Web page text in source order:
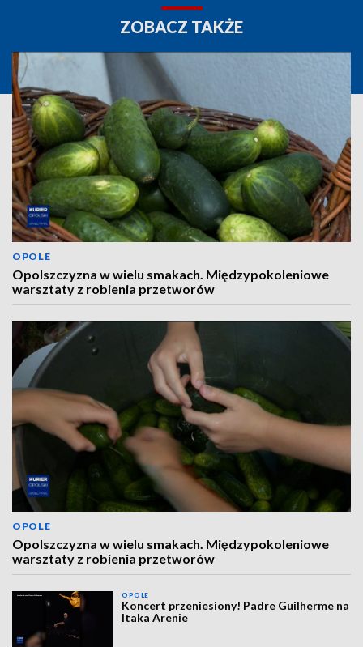
ZOBACZ TAKŻE
OPOLE
Opolszczyzna w wielu smakach. Międzypokoleniowe
warsztaty z robienia przetworów
OPOLE
Opolszczyzna w wielu smakach. Międzypokoleniowe
warsztaty z robienia przetworów
OPOLE
Koncert przeniesiony! Padre Guilherme na
Itaka Arenie